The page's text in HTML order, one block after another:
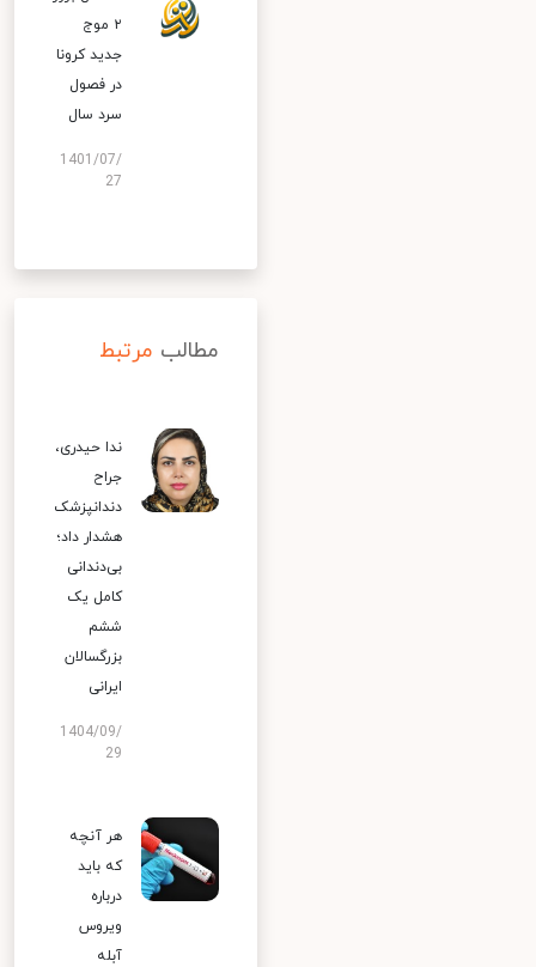
۲ موج
جدید کرونا
در فصول
سرد سال
1401/07/
27
مطالب مرتبط
ندا حیدری،
جراح
دندانپزشک
هشدار داد؛
بی‌دندانی
کامل یک
ششم
بزرگسالان
ایرانی
1404/09/
29
هر آنچه
که باید
درباره
ویروس
آبله